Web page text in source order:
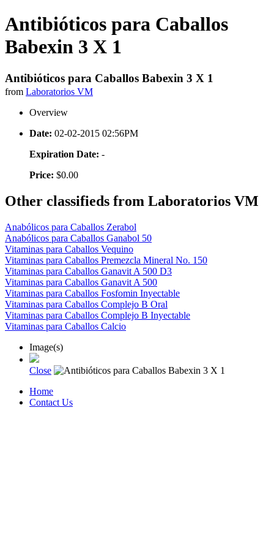
Antibióticos para Caballos
Babexin 3 X 1
Antibióticos para Caballos Babexin 3 X 1
from Laboratorios VM
Overview
Date: 02-02-2015 02:56PM
Expiration Date: -
Price: $0.00
Other classifieds from Laboratorios VM
Anabólicos para Caballos Zerabol
Anabólicos para Caballos Ganabol 50
Vitaminas para Caballos Vequino
Vitaminas para Caballos Premezcla Mineral No. 150
Vitaminas para Caballos Ganavit A 500 D3
Vitaminas para Caballos Ganavit A 500
Vitaminas para Caballos Fosfomin Inyectable
Vitaminas para Caballos Complejo B Oral
Vitaminas para Caballos Complejo B Inyectable
Vitaminas para Caballos Calcio
Image(s)
Close
Home
Contact Us